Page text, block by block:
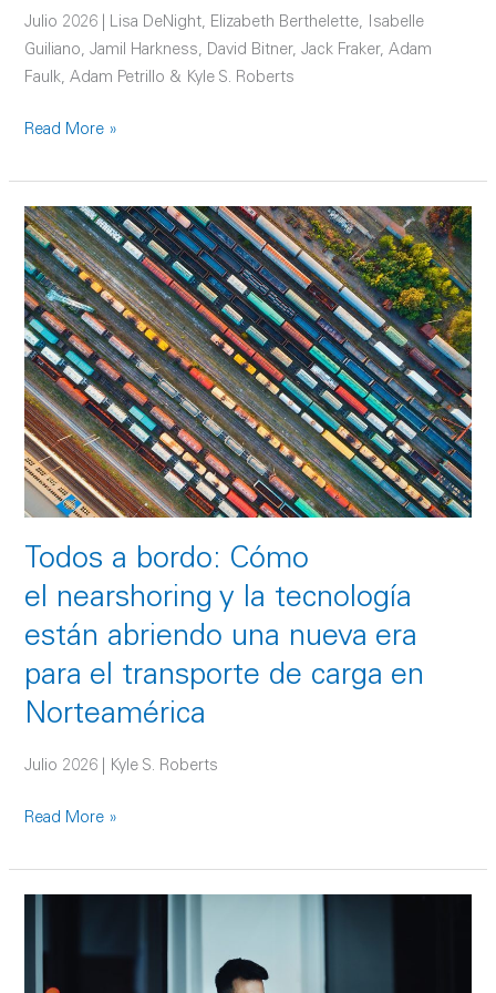
Julio 2026 | Lisa DeNight, Elizabeth Berthelette, Isabelle
Guiliano, Jamil Harkness, David Bitner, Jack Fraker, Adam
Faulk, Adam Petrillo & Kyle S. Roberts
Read More »
Todos a bordo: Cómo
el nearshoring y la tecnología
están abriendo una nueva era
para el transporte de carga en
Norteamérica
Julio 2026 | Kyle S. Roberts
Todos
a
bordo:
Cómo
el nearshoring y
la
tecnología
están
abriendo
una
nueva
para
transporte
de
en
Norteamérica
Read More »